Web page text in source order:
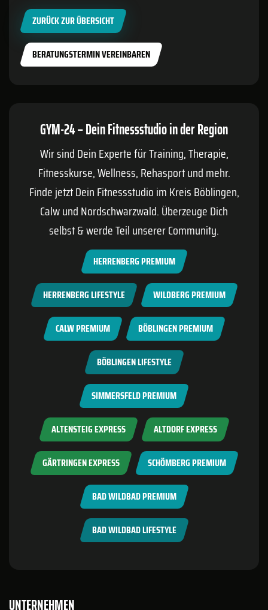
ZURÜCK ZUR ÜBERSICHT
BERATUNGSTERMIN VEREINBAREN
GYM-24 – Dein Fitnessstudio in der Region
Wir sind Dein Experte für Training, Therapie,
Fitnesskurse, Wellness, Rehasport und mehr.
Finde jetzt Dein Fitnessstudio im KreisBöblingen,
Calwund Nordschwarzwald. Überzeuge Dich
selbst & werde Teil unserer Community.
HERRENBERG PREMIUM
HERRENBERG LIFESTYLE WILDBERG PREMIUM
CALW PREMIUM BÖBLINGEN PREMIUM
BÖBLINGEN LIFESTYLE
SIMMERSFELD PREMIUM
ALTENSTEIG EXPRESS ALTDORF EXPRESS
GÄRTRINGEN EXPRESS SCHÖMBERG PREMIUM
BAD WILDBAD PREMIUM
BAD WILDBAD LIFESTYLE
UNTERNEHMEN